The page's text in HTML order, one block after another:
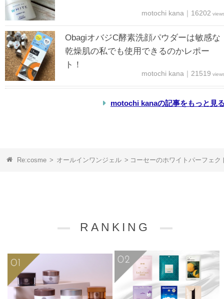
motochi kana｜16202
ObagiオバジC酵素洗顔パウダーは敏感な
乾燥肌の私でも使用できるのかレポー
ト！
motochi kana｜21519
motochi kanaの記事をもっと見
Re:cosme > オールインワンジェル > コーセーのホワイトパーフェ
RANKING